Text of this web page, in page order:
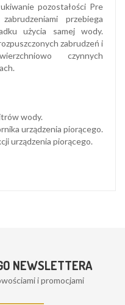
pozostałości Pre
przebiega
użycia samej wody.
zabrudzeń i
czynnych
wody.
urządzenia piorącego.
urządzenia piorącego.
NEWSLETTERA
i promocjami